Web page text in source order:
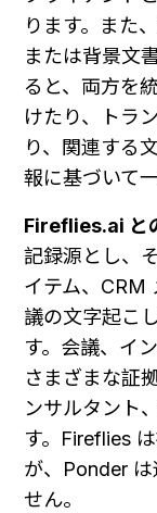
ります。また
または背景文
ると、両方を
けたり、トラ
り、関連する
報に基づいて
Fireflies.ai と
記録源とし、
イテム、CRM
議の文字起こ
す。会議、イ
さまざまな証
ンサルタント
す。Fireflies
が、Ponder
せん。